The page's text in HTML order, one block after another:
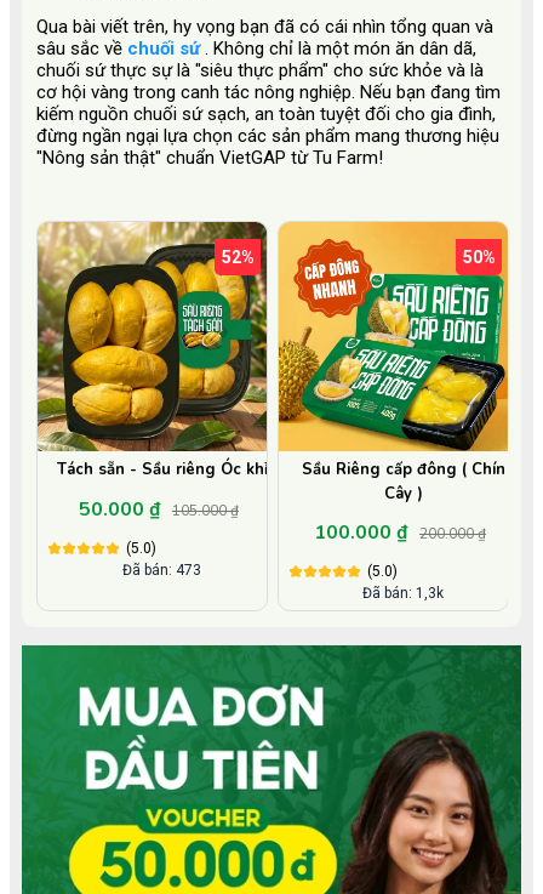
Qua bài viết trên, hy vọng bạn đã có cái nhìn tổng quan và
sâu sắc về chuối sứ. Không chỉ là một món ăn dân dã,
chuối sứ thực sự là "siêu thực phẩm" cho sức khỏe và là
cơ hội vàng trong canh tác nông nghiệp. Nếu bạn đang tìm
kiếm nguồn chuối sứ sạch, an toàn tuyệt đối cho gia đình,
đừng ngần ngại lựa chọn các sản phẩm mang thương hiệu
"Nông sản thật" chuẩn VietGAP từ Tu Farm!
52%
Tách sẵn - Sầu riêng Óc khỉ
50.000 ₫ 105.000 ₫
(5.0)
Đã bán: 473
50%
Sầu Riêng cấp đông ( Chín
Cây )
100.000 ₫ 200.000 ₫
(5.0)
Đã bán: 1,3k